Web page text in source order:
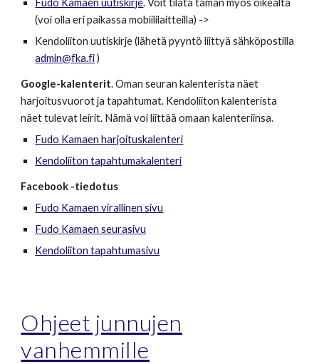
Fudo Kamaen uutiskirje. Voit tilata tämän myös oikealta
(voi olla eri paikassa mobiililaitteilla) ->
Kendoliiton uutiskirje (lähetä pyyntö liittyä sähköpostilla
admin@fka.fi)
Google-kalenterit. Oman seuran kalenterista näet
harjoitusvuorot ja tapahtumat. Kendoliiton kalenterista
näet tulevat leirit. Nämä voi liittää omaan kalenteriinsa.
Fudo Kamaen harjoituskalenteri
Kendoliiton tapahtumakalenteri
Facebook -tiedotus
Fudo Kamaen virallinen sivu
Fudo Kamaen seurasivu
Kendoliiton tapahtumasivu
Ohjeet junnujen
vanhemmille